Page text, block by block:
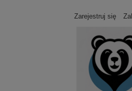
Zarejestruj się